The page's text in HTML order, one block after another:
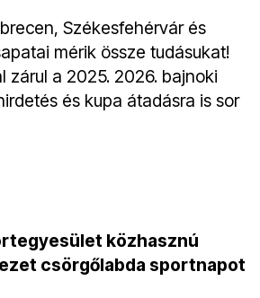
Székesfehérvár és
mérik össze tudásukat!
zárul a 2025. 2026. bajnoki
és kupa átadásra is sor
közhasznú
csörgőlabda sportnapot